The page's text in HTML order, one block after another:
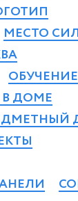
МЕСТО
ОБУЧЕНИЕ
В ДОМЕ